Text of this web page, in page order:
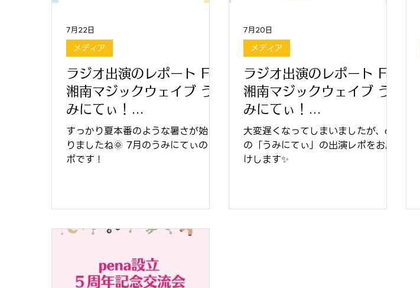
ラジオ出演のレポート FM
湘南マジックウェイブ う
みにてぃ！
2026.7.10(金) 9:00〜
10:00
すっかり夏本番のような暑さが始ま
りましたね🌞 7月のうみにてぃのレ
ポです！
メディア
7月22日
ラジオ出演のレポート FM
湘南マジックウェイブ う
みにてぃ！
2026.6.12(金) 9:00〜
10:00
大変遅くなってしまいましたが、6月
の「うみにてぃ」の出演レポをお届
けします✨
メディア
7月20日